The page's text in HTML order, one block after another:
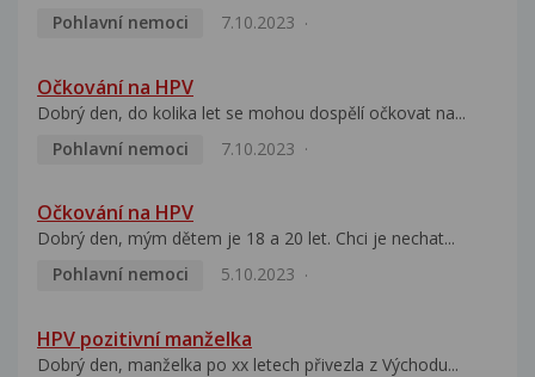
Pohlavní nemoci
7.10.2023
Očkování na HPV
Dobrý den, do kolika let se mohou dospělí očkovat na...
Pohlavní nemoci
7.10.2023
Očkování na HPV
Dobrý den, mým dětem je 18 a 20 let. Chci je nechat...
Pohlavní nemoci
5.10.2023
HPV pozitivní manželka
Dobrý den, manželka po xx letech přivezla z Východu...